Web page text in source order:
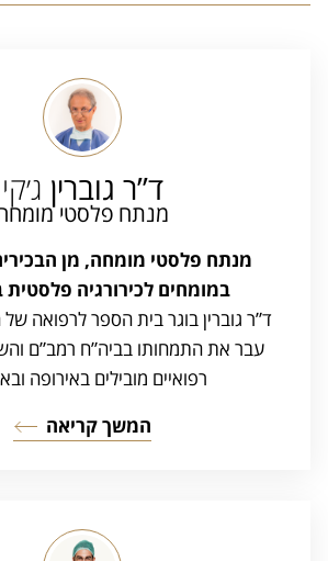
ד”ר גוברין ג׳קי
מנתח פלסטי
מנתח פלסטי מומחה, מן
במומחים לכירורגיה
ד”ר גוברין בוגר בית הספר לרפואה של
עבר את התמחותו בביה”ח רמב”ם
רפואיים מובילים באירופה
המשך קריאה